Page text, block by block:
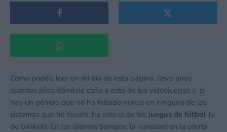
Como podéis leer en mi bio de esta página, llevo unos
cuantos años dándole caña a esto de los videojuegos y, si
hay un género que no ha faltado nunca en ninguno de los
sistemas que he tenido, ha sido el de los juegos de fútbol (y
de basket). En los últimos tiempos, la variedad en la oferta